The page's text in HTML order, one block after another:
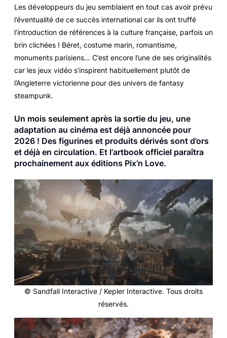
Les développeurs du jeu semblaient en tout cas avoir prévu
l’éventualité de ce succès international car ils ont truffé
l’introduction de références à la culture française, parfois un
brin clichées ! Béret, costume marin, romantisme,
monuments parisiens… C’est encore l’une de ses originalités
car les jeux vidéo s’inspirent habituellement plutôt de
l’Angleterre victorienne pour des univers de fantasy
steampunk.
Un mois seulement après la sortie du jeu, une
adaptation au cinéma est déjà annoncée pour
2026 ! Des figurines et produits dérivés sont d’ors
et déjà en circulation. Et l’artbook officiel paraîtra
prochainement aux éditions Pix’n Love.
© Sandfall Interactive / Kepler Interactive. Tous droits
réservés.